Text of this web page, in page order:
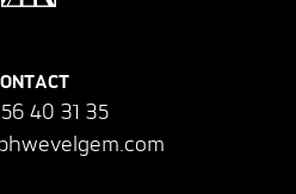
40 31 35